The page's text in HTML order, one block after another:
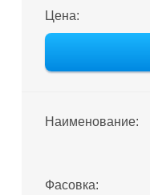
Цена:
Наименование:
Фасовка: